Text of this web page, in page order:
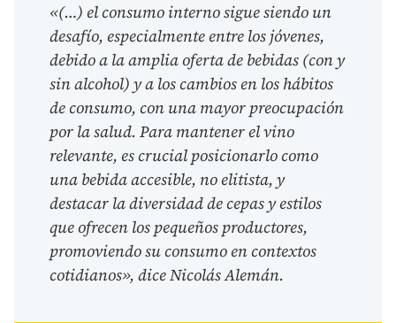
«(…) el consumo interno sigue siendo un
desafío, especialmente entre los jóvenes,
debido a la amplia oferta de bebidas (con y
sin alcohol) y a los cambios en los hábitos
de consumo, con una mayor preocupación
por la salud. Para mantener el vino
relevante, es crucial posicionarlo como
una bebida accesible, no elitista, y
destacar la diversidad de cepas y estilos
que ofrecen los pequeños productores,
promoviendo su consumo en contextos
cotidianos», dice Nicolás Alemán.